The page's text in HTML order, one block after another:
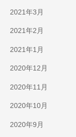
2021年3月
2021年2月
2021年1月
2020年12月
2020年11月
2020年10月
2020年9月